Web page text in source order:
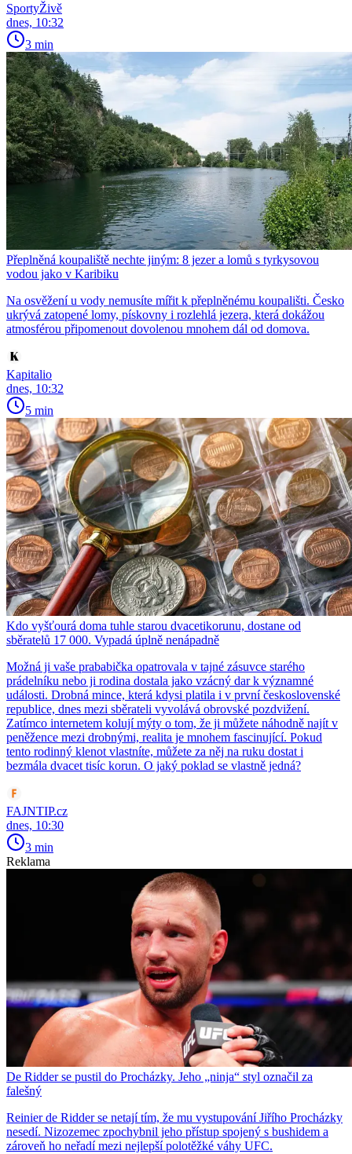
SportyŽivě
dnes, 10:32
3 min
Přeplněná koupaliště nechte jiným: 8 jezer a lomů s tyrkysovou
vodou jako v Karibiku
Na osvěžení u vody nemusíte mířit k přeplněnému koupališti. Česko
ukrývá zatopené lomy, pískovny i rozlehlá jezera, která dokážou
atmosférou připomenout dovolenou mnohem dál od domova.
Kapitalio
dnes, 10:32
5 min
Kdo vyšťourá doma tuhle starou dvacetikorunu, dostane od
sběratelů 17 000. Vypadá úplně nenápadně
Možná ji vaše prababička opatrovala v tajné zásuvce starého
prádelníku nebo ji rodina dostala jako vzácný dar k významné
události. Drobná mince, která kdysi platila i v první československé
republice, dnes mezi sběrateli vyvolává obrovské pozdvižení.
Zatímco internetem kolují mýty o tom, že ji můžete náhodně najít v
peněžence mezi drobnými, realita je mnohem fascinující. Pokud
tento rodinný klenot vlastníte, můžete za něj na ruku dostat i
bezmála dvacet tisíc korun. O jaký poklad se vlastně jedná?
FAJNTIP.cz
dnes, 10:30
3 min
Reklama
De Ridder se pustil do Procházky. Jeho „ninja“ styl označil za
falešný
Reinier de Ridder se netají tím, že mu vystupování Jiřího Procházky
nesedí. Nizozemec zpochybnil jeho přístup spojený s bushidem a
zároveň ho neřadí mezi nejlepší polotěžké váhy UFC.